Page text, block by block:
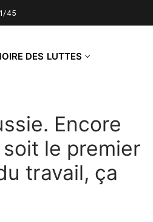
45
DES LUTTES
Encore
le premier
travail, ça